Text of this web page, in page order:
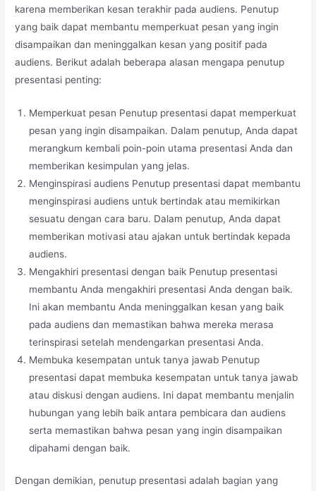
karena memberikan kesan terakhir pada audiens. Penutup
yang baik dapat membantu memperkuat pesan yang ingin
disampaikan dan meninggalkan kesan yang positif pada
audiens. Berikut adalah beberapa alasan mengapa penutup
presentasi penting:
Memperkuat pesan Penutup presentasi dapat memperkuat
pesan yang ingin disampaikan. Dalam penutup, Anda dapat
merangkum kembali poin-poin utama presentasi Anda dan
memberikan kesimpulan yang jelas.
Menginspirasi audiens Penutup presentasi dapat membantu
menginspirasi audiens untuk bertindak atau memikirkan
sesuatu dengan cara baru. Dalam penutup, Anda dapat
memberikan motivasi atau ajakan untuk bertindak kepada
audiens.
Mengakhiri presentasi dengan baik Penutup presentasi
membantu Anda mengakhiri presentasi Anda dengan baik.
Ini akan membantu Anda meninggalkan kesan yang baik
pada audiens dan memastikan bahwa mereka merasa
terinspirasi setelah mendengarkan presentasi Anda.
Membuka kesempatan untuk tanya jawab Penutup
presentasi dapat membuka kesempatan untuk tanya jawab
atau diskusi dengan audiens. Ini dapat membantu menjalin
hubungan yang lebih baik antara pembicara dan audiens
serta memastikan bahwa pesan yang ingin disampaikan
dipahami dengan baik.
Dengan demikian, penutup presentasi adalah bagian yang